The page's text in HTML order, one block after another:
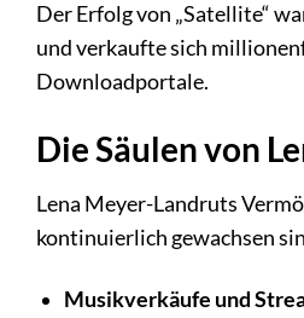
Der Erfolg von „Satellite“
und verkaufte sich
Downloadportale.
Die Säulen von
Lena Meyer-Landruts
kontinuierlich gewachsen
Musikverkäufe und